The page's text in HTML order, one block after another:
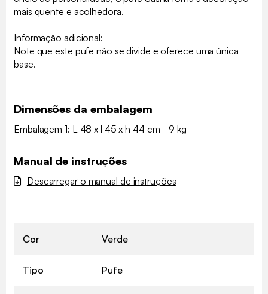
mais quente e acolhedora.
Informação adicional:
Note que este pufe não se divide e oferece uma única
base.
Dimensões da embalagem
Embalagem 1: L 48 x l 45 x h 44 cm - 9 kg
Manual de instruções
Descarregar o manual de instruções
Cor Verde
Tipo Pufe